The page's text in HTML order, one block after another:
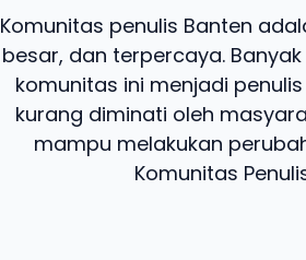
Komunitas penulis Banten
besar, dan terpercaya.
komunitas ini menjadi
kurang diminati oleh
mampu melakukan
Komunitas